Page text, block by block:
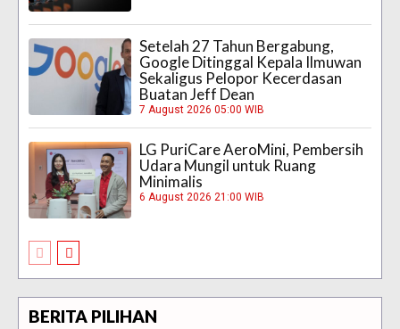
Setelah 27 Tahun Bergabung,
Google Ditinggal Kepala Ilmuwan
Sekaligus Pelopor Kecerdasan
Buatan Jeff Dean
7 August 2026 05:00 WIB
LG PuriCare AeroMini, Pembersih
Udara Mungil untuk Ruang
Minimalis
6 August 2026 21:00 WIB
BERITA PILIHAN